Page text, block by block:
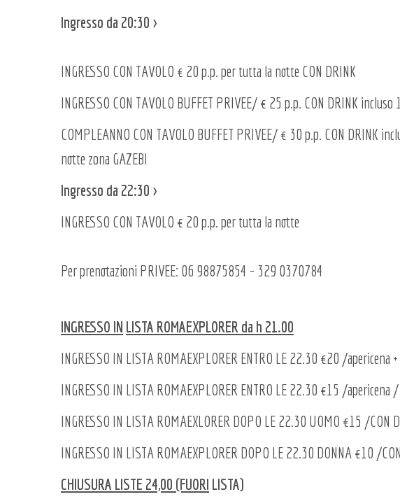
Ingresso da 20:30 >
INGRESSO CON TAVOLO € 20 p.p. per tutta la notte CON DRINK
INGRESSO CON TAVOLO BUFFET PRIVEE/ € 25 p.p. CON DRINK
COMPLEANNO CON TAVOLO BUFFET PRIVEE/ € 30 p.p. CON DRINK
notte zona GAZEBI
Ingresso da 22:30 >
INGRESSO CON TAVOLO € 20 p.p. per tutta la notte
Per prenotazioni PRIVEE: 06 98875854 - 329 0370784
INGRESSO IN LISTA ROMAEXPLORER da h 21.00
INGRESSO IN LISTA ROMAEXPLORER ENTRO LE 22.30 €20 /apericena
INGRESSO IN LISTA ROMAEXPLORER ENTRO LE 22.30 €15 /apericena
INGRESSO IN LISTA ROMAEXLORER DOPO LE 22.30 UOMO €15 /CON
INGRESSO IN LISTA ROMAEXPLORER DOPO LE 22.30 DONNA €10 /
CHIUSURA LISTE 24,00 (FUORI LISTA)